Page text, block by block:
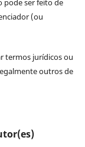
pode ser feito de
(ou
termos jurídicos ou
outros de